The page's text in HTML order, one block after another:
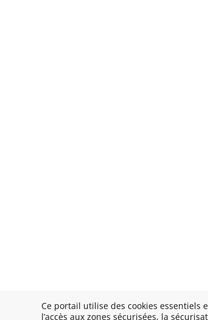
Ce portail utilise des cookies
l’accès aux zones sécurisées, la